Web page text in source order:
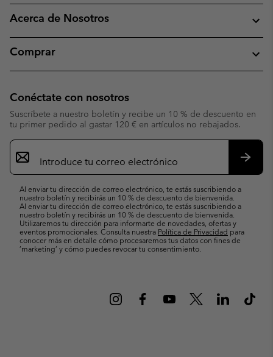
Acerca de Nosotros
Comprar
Conéctate con nosotros
Suscríbete a nuestro boletín y recibe un 10 % de descuento en
tu primer pedido al gastar 120 € en artículos no rebajados.
Suscripción
de
correo
Al enviar tu dirección de correo electrónico, te estás suscribiendo a
nuestro boletín y recibirás un 10 % de descuento de bienvenida.
Al enviar tu dirección de correo electrónico, te estás suscribiendo a
nuestro boletín y recibirás un 10 % de descuento de bienvenida.
Utilizaremos tu dirección para informarte de novedades, ofertas y
eventos promocionales. Consulta nuestra Política de Privacidad para
conocer más en detalle cómo procesaremos tus datos con fines de
’marketing’ y cómo puedes revocar tu consentimiento.